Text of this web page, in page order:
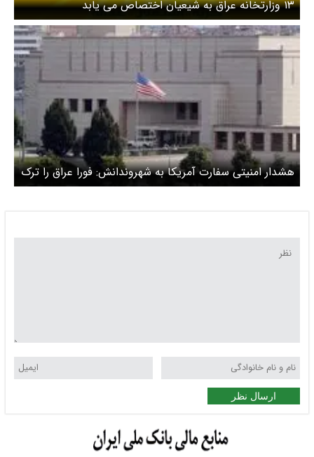
۱۳ وزارتخانه عراق به شیعیان اختصاص می یابد
هشدار امنیتی سفارت آمریکا به شهروندانش: فورا عراق را ترک
کنید
ارسال نظر